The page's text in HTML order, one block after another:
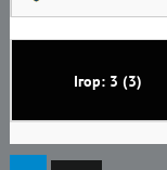
Ігор: 3 (3)